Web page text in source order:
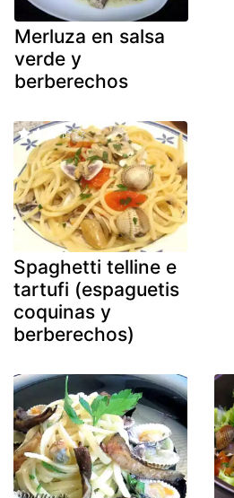
Merluza en salsa
verde y
berberechos
Spaghetti telline e
tartufi (espaguetis
coquinas y
berberechos)